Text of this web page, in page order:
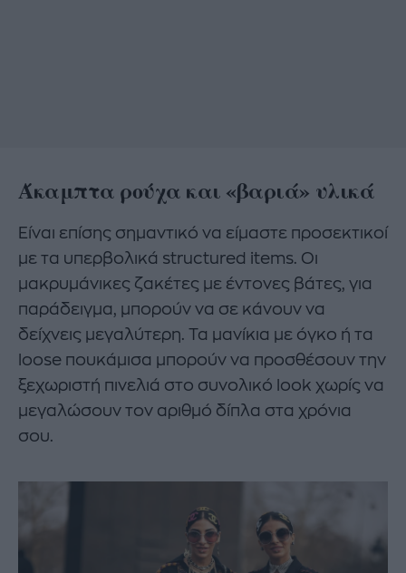
Άκαμπτα ρούχα και «βαριά» υλικά
Είναι επίσης σημαντικό να είμαστε προσεκτικοί
με τα υπερβολικά structured items. Οι
μακρυμάνικες ζακέτες με έντονες βάτες, για
παράδειγμα, μπορούν να σε κάνουν να
δείχνεις μεγαλύτερη. Τα μανίκια με όγκο ή τα
loose πουκάμισα μπορούν να προσθέσουν την
ξεχωριστή πινελιά στο συνολικό look χωρίς να
μεγαλώσουν τον αριθμό δίπλα στα χρόνια
σου.